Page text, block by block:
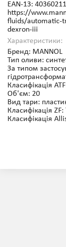
EAN-13:
https://
fluids/automatic-
dexron-iii
Характеристики:
Бренд: MANNOL
Тип оливи:
За типом
Класифікація
Об'єм: 20
Вид тари:
Класифікація
Класифікація